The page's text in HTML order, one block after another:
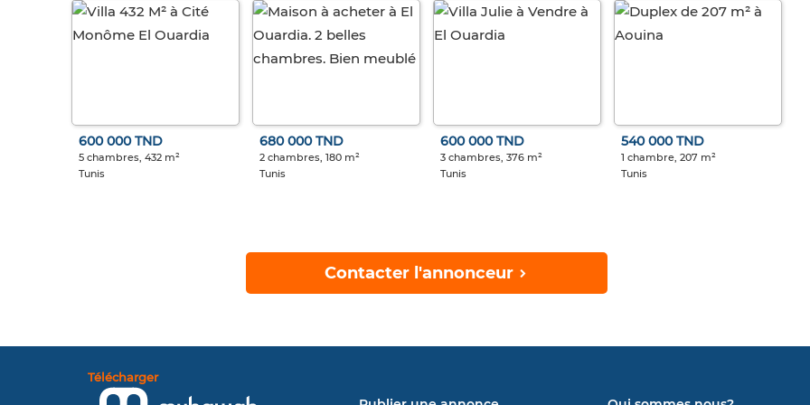
600 000 TND
5 chambres, 432 m²
Tunis
680 000 TND
2 chambres, 180 m²
Tunis
600 000 TND
3 chambres, 376 m²
Tunis
540 000 TND
1 chambre, 207 m²
Tunis
Contacter l'annonceur
Télécharger